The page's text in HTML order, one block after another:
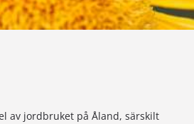
för webbplatsen
av jordbruket på Åland, särskilt